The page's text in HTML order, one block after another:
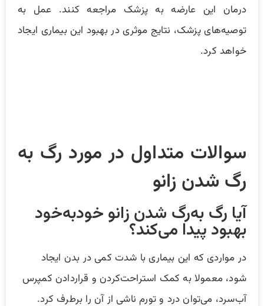
درمان این عارضه به پزشک مراجعه کنند. عمل به
توصیه‌های پزشک، نتایج موثری در بهبود این بیماری ایجاد
خواهد کرد.
سوالات متداول در مورد رگ به
رگ شدن زانو
آیا رگ به‌رگ شدن زانو خودبه‌خود
بهبود پیدا می‌کند؟
در مواردی که این بیماری با شدت کمی در بدن ایجاد
شود، معمولا به کمک استراحت‌کردن و قراردادن کمپرس
آب‌سرد، می‌توان درد و تورم ناشی از آن را برطرف کرد.